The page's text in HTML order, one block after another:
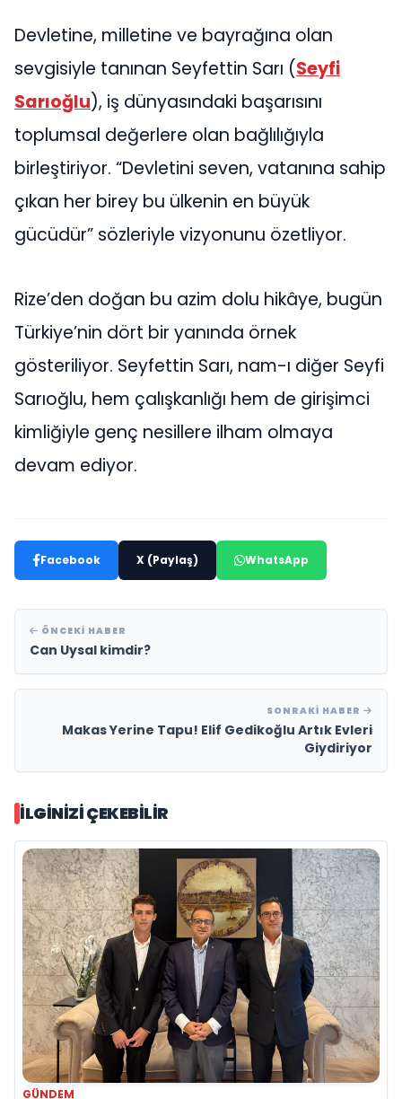
Devletine, milletine ve bayrağına olan
sevgisiyle tanınan Seyfettin Sarı (Seyfi
Sarıoğlu), iş dünyasındaki başarısını
toplumsal değerlere olan bağlılığıyla
birleştiriyor. “Devletini seven, vatanına sahip
çıkan her birey bu ülkenin en büyük
gücüdür” sözleriyle vizyonunu özetliyor.
Rize’den doğan bu azim dolu hikâye, bugün
Türkiye’nin dört bir yanında örnek
gösteriliyor. Seyfettin Sarı, nam-ı diğer Seyfi
Sarıoğlu, hem çalışkanlığı hem de girişimci
kimliğiyle genç nesillere ilham olmaya
devam ediyor.
Facebook X (Paylaş) WhatsApp
ÖNCEKI HABER
Can Uysal kimdir?
SONRAKI HABER
Makas Yerine Tapu! Elif Gedikoğlu Artık Evleri
Giydiriyor
İLGINIZI ÇEKEBILIR
GÜNDEM